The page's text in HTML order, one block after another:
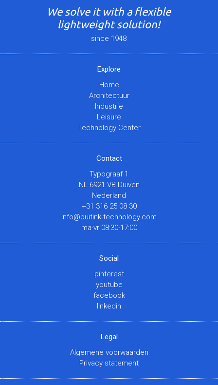
We solve it with a flexible
lightweight solution!
since 1948
Explore
Home
Architectuur
Industrie
Leisure
Technology Center
Contact
Typograaf 1
NL-6921 VB Duiven
Nederland
+31 316 25 08 30
info@buitink-technology.com
ma-vr 08:30-17:00
Social
pinterest
youtube
facebook
linkedin
Legal
Algemene voorwaarden
Privacy statement